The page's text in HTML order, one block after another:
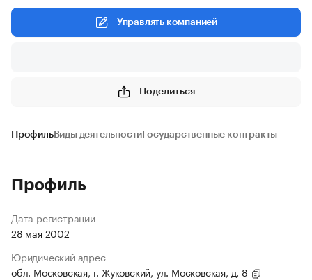
Управлять компанией
Поделиться
ПрофильВиды деятельности Государственные контракты
Профиль
Дата регистрации
28 мая 2002
Юридический адрес
обл. Московская, г. Жуковский, ул. Московская, д. 8